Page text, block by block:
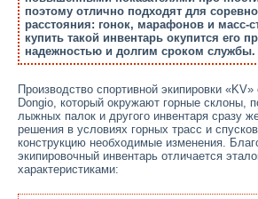
поэтому отлично подходят для
расстояния: гонок, марафонов и масс-
купить такой инвентарь окупится его
надежностью и долгим сроком службы.
Производство спортивной экипировки
Dongio, который окружают горные склоны,
лыжных палок и другого инвентаря сразу
решения в условиях горных трасс и
конструкцию необходимые изменения.
экипировочный инвентарь отличается
характеристиками: